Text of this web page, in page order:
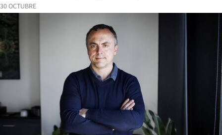
30 OCTUBRE